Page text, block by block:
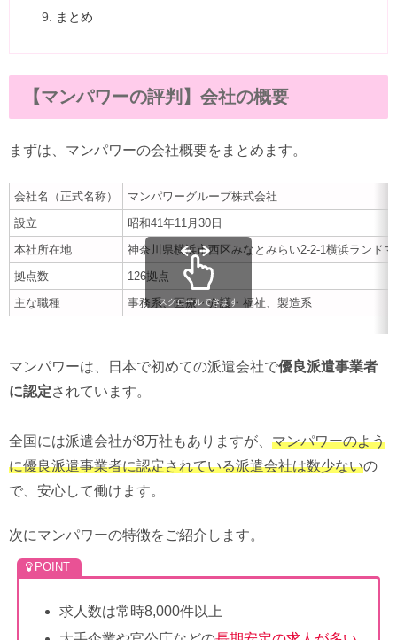
まとめ
【マンパワーの評判】会社の概要
まずは、マンパワーの会社概要をまとめます。
会社名（正式名称）
マンパワーグループ株式会社
設立
昭和41年11月30日
本社所在地
神奈川県横浜市西区みなとみらい2-2-1横浜ランド
拠点数
126拠点
主な職種
事務系、医療・介護・福祉、製造系
スクロールできます
マンパワーは、日本で初めての派遣会社で優良派遣事業者
に認定されています。
全国には派遣会社が8万社もありますが、 マンパワーのよう
に優良派遣事業者に認定されている派遣会社は数少ないの
で、安心して働けます。
次にマンパワーの特徴をご紹介します。
求人数は常時8,000件以上